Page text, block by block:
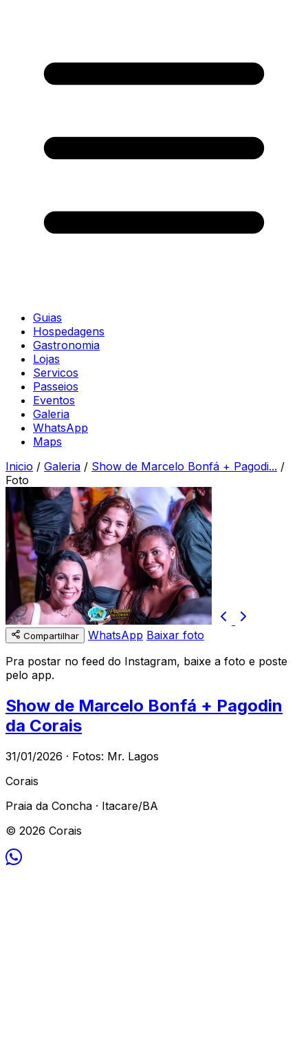
Guias
Hospedagens
Gastronomia
Lojas
Servicos
Passeios
Eventos
Galeria
WhatsApp
Maps
Inicio / Galeria / Show de Marcelo Bonfá + Pagodi... /
Foto
Compartilhar WhatsApp Baixar foto
Pra postar no feed do Instagram, baixe a foto e poste
pelo app.
Show de Marcelo Bonfá + Pagodin
da Corais
31/01/2026 · Fotos: Mr. Lagos
Corais
Praia da Concha · Itacare/BA
© 2026 Corais